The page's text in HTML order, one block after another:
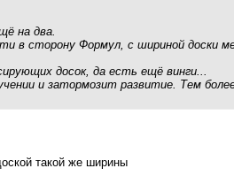
на два.
в сторону Формул, с шириной доски
досок, да есть ещё винги...
и затормозит развитие. Тем
такой же ширины